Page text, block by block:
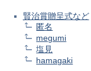
賢治賞贈呈式など
匿名
megumi
塩見
hamagaki